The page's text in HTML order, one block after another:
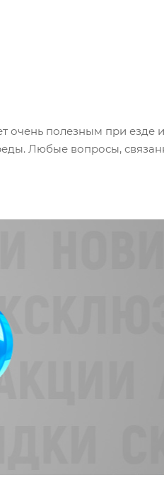
очень полезным при езде
Любые вопросы,